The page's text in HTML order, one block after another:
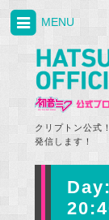
クリプトン公式
発信します！
MENU
Day: